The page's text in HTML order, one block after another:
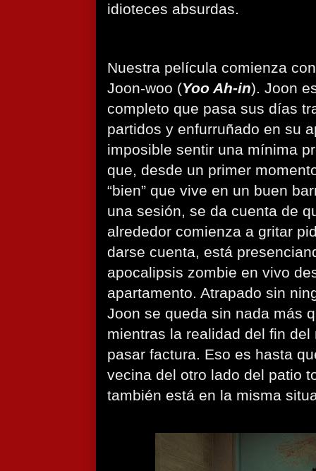
idioteces absurdas.
Nuestra película comienza
Joon-woo (Yoo Ah-in). Joon
completo que pasa sus días
partidos y enfurruñado en su
imposible sentir una mínima
que, desde un primer
“bien” que vive en un buen
una sesión, se da cuenta de
alrededor comienza a gritar
darse cuenta, está
apocalipsis zombie en vivo
apartamento. Atrapado sin
Joon se queda sin nada más
mientras la realidad del fin
pasar factura. Eso es hasta
vecina del otro lado del patio
también está en la misma